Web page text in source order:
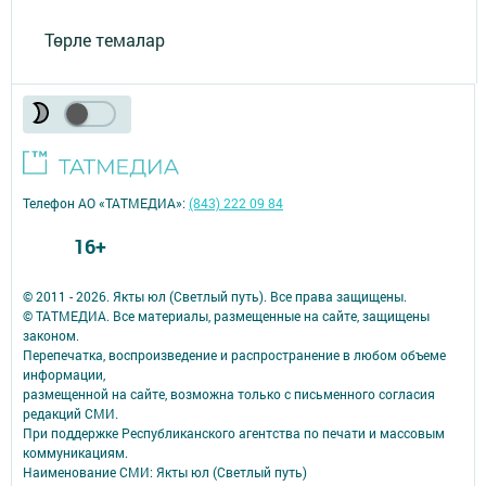
Төрле темалар
© 2011 - 2026. Якты юл (Светлый путь). Все права защищены.
© ТАТМЕДИА. Все материалы, размещенные на сайте, защищены
законом.
Перепечатка, воспроизведение и распространение в любом объеме
информации,
размещенной на сайте, возможна только с письменного согласия
редакций СМИ.
При поддержке Республиканского агентства по печати и массовым
коммуникациям.
Наименование СМИ: Якты юл (Светлый путь)
Телефон АО «ТАТМЕДИА»:(843) 222 09 84
16+